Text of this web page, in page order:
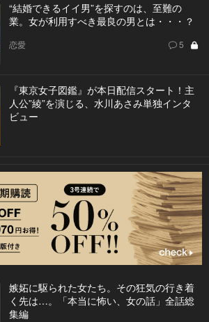
“結婚できるイイ男”を探すのは、至難の
業。女が利用すべき最良の男とは・・・？
恋愛 5
『東京女子図鑑』が本日配信スタート！主
人公”綾”を演じる、水川あさみ単独インタ
ビュー
嫉妬に駆られた女たち。その狂気の行き着
く先は…。「本当に怖い、女の話」全話総
集編